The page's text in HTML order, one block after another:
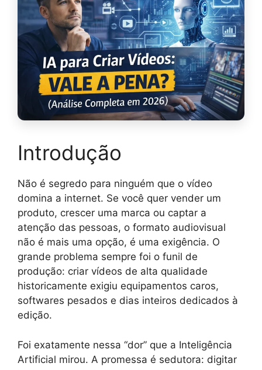
Introdução
Não é segredo para ninguém que o vídeo
domina a internet. Se você quer vender um
produto, crescer uma marca ou captar a
atenção das pessoas, o formato audiovisual
não é mais uma opção, é uma exigência. O
grande problema sempre foi o funil de
produção: criar vídeos de alta qualidade
historicamente exigiu equipamentos caros,
softwares pesados e dias inteiros dedicados à
edição.
Foi exatamente nessa “dor” que a Inteligência
Artificial mirou. A promessa é sedutora: digitar